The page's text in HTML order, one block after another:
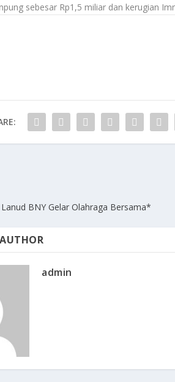
sebesar Rp1,5 miliar dan kerugian
BNY Gelar Olahraga Bersama*
admin